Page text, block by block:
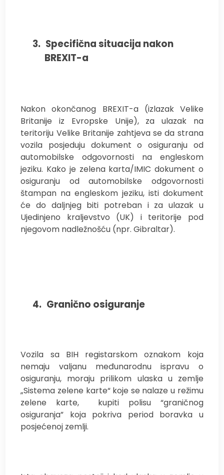
3. Specifična situacija nakon
BREXIT-a
Nakon okončanog BREXIT-a (izlazak Velike
Britanije iz Evropske Unije), za ulazak na
teritoriju Velike Britanije zahtjeva se da strana
vozila posjeduju dokument o osiguranju od
automobilske odgovornosti na engleskom
jeziku. Kako je zelena karta/IMIC dokument o
osiguranju od automobilske odgovornosti
štampan na engleskom jeziku, isti dokument
će do daljnjeg biti potreban i za ulazak u
Ujedinjeno kraljevstvo (UK) i teritorije pod
njegovom nadležnošću (npr. Gibraltar).
4. Granično osiguranje
Vozila sa BIH registarskom oznakom koja
nemaju valjanu međunarodnu ispravu o
osiguranju, moraju prilikom ulaska u zemlje
„Sistema zelene karte“ koje se nalaze u režimu
zelene karte,
kupiti polisu “graničnog
osiguranja” koja pokriva period boravka u
posjećenoj zemlji.